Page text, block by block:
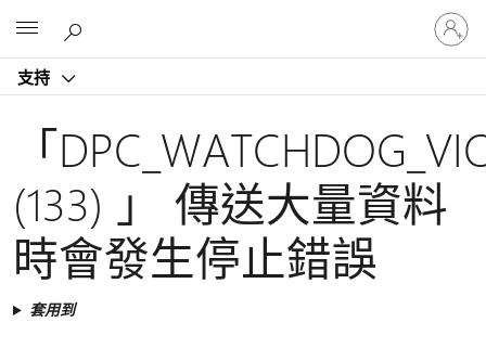
支持
登
入
您
「
(133) 」 傳送大量資料
時會發生停止錯誤
套用到